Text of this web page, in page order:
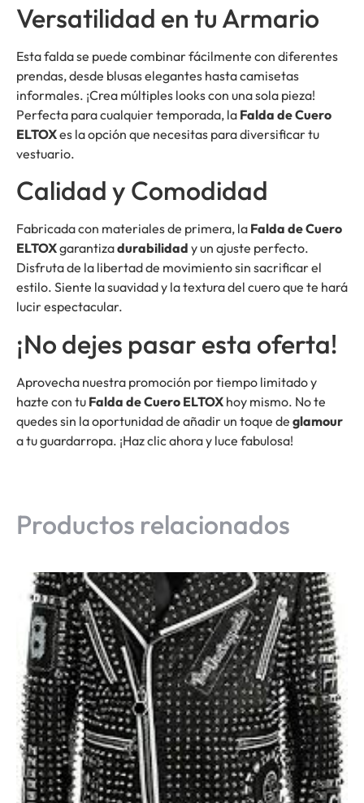
Versatilidad en tu Armario
Esta falda se puede combinar fácilmente con diferentes
prendas, desde blusas elegantes hasta camisetas
informales. ¡Crea múltiples looks con una sola pieza!
Perfecta para cualquier temporada, la Falda de Cuero
ELTOXes la opción que necesitas para diversificar tu
vestuario.
Calidad y Comodidad
Fabricada con materiales de primera, la Falda de Cuero
ELTOXgarantizadurabilidad y un ajuste perfecto.
Disfruta de la libertad de movimiento sin sacrificar el
estilo. Siente la suavidad y la textura del cuero que te hará
lucir espectacular.
¡No dejes pasar esta oferta!
Aprovecha nuestra promoción por tiempo limitado y
hazte con tu Falda de Cuero ELTOX hoy mismo. No te
quedes sin la oportunidad de añadir un toque de glamour
a tu guardarropa. ¡Haz clic ahora y luce fabulosa!
Productos relacionados